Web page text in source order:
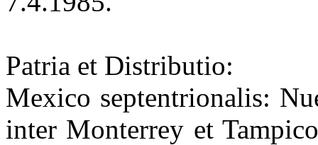
Patria et Distributio:
Mexico septentrionalis:
inter Monterrey et